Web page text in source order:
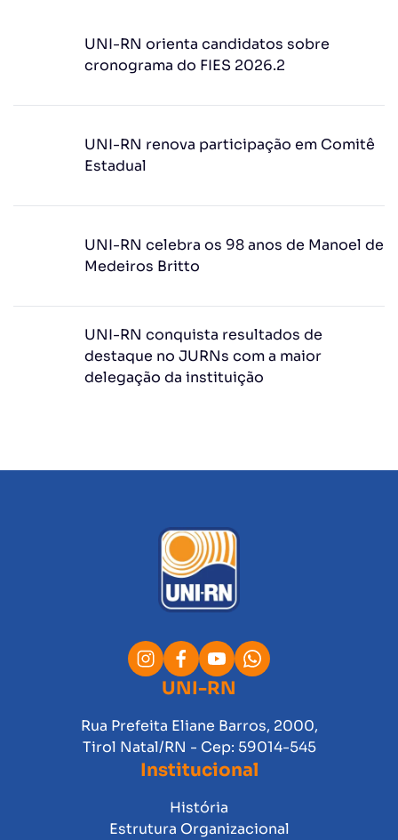
UNI-RN orienta candidatos sobre
cronograma do FIES 2026.2
UNI-RN renova participação em Comitê
Estadual
UNI-RN celebra os 98 anos de Manoel de
Medeiros Britto
UNI-RN conquista resultados de
destaque no JURNs com a maior
delegação da instituição
UNI-RN
Rua Prefeita Eliane Barros, 2000,
Tirol Natal/RN - Cep: 59014-545
Institucional
História
Estrutura Organizacional